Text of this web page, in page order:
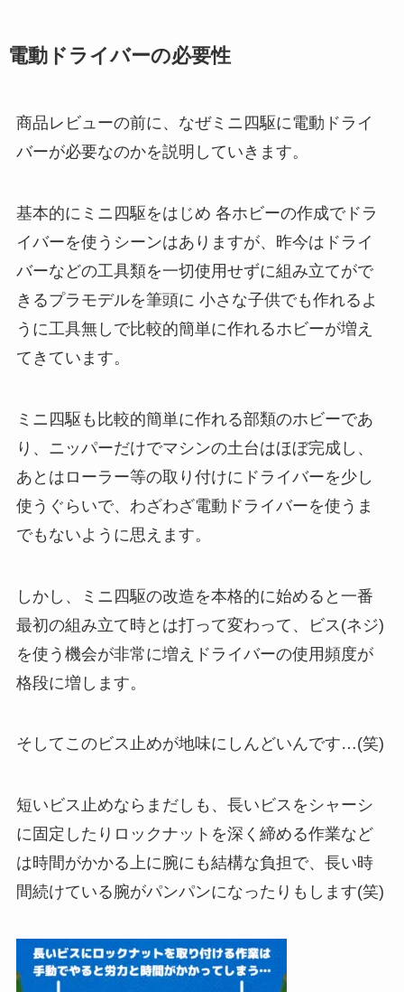
電動ドライバーの必要性
商品レビューの前に、なぜミニ四駆に電動ドライ
バーが必要なのかを説明していきます。
基本的にミニ四駆をはじめ 各ホビーの作成でドラ
イバーを使うシーンはありますが、昨今はドライ
バーなどの工具類を一切使用せずに組み立てがで
きるプラモデルを筆頭に 小さな子供でも作れるよ
うに工具無しで比較的簡単に作れるホビーが増え
てきています。
ミニ四駆も比較的簡単に作れる部類のホビーであ
り、ニッパーだけでマシンの土台はほぼ完成し、
あとはローラー等の取り付けにドライバーを少し
使うぐらいで、わざわざ電動ドライバーを使うま
でもないように思えます。
しかし、ミニ四駆の改造を本格的に始めると一番
最初の組み立て時とは打って変わって、
ビス(ネジ)
を使う機会が非常に増えドライバーの使用頻度が
格段に増します。
そしてこのビス止めが地味にしんどいんです…(笑)
短いビス止めならまだしも、長いビスをシャーシ
に固定したりロックナットを深く締める作業など
は時間がかかる上に腕にも結構な負担で、長い時
間続けている腕がパンパンになったりもします(笑)